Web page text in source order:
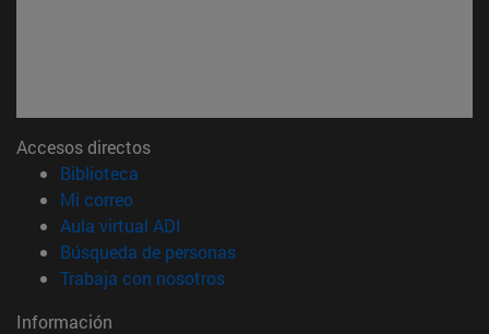
Accesos directos
Biblioteca
Mi correo(abre en nueva ventana)
Aula virtual ADI
Búsqueda de personas(abre en nueva ventana)
Trabaja con nosotros(abre en nueva ventana)
Información